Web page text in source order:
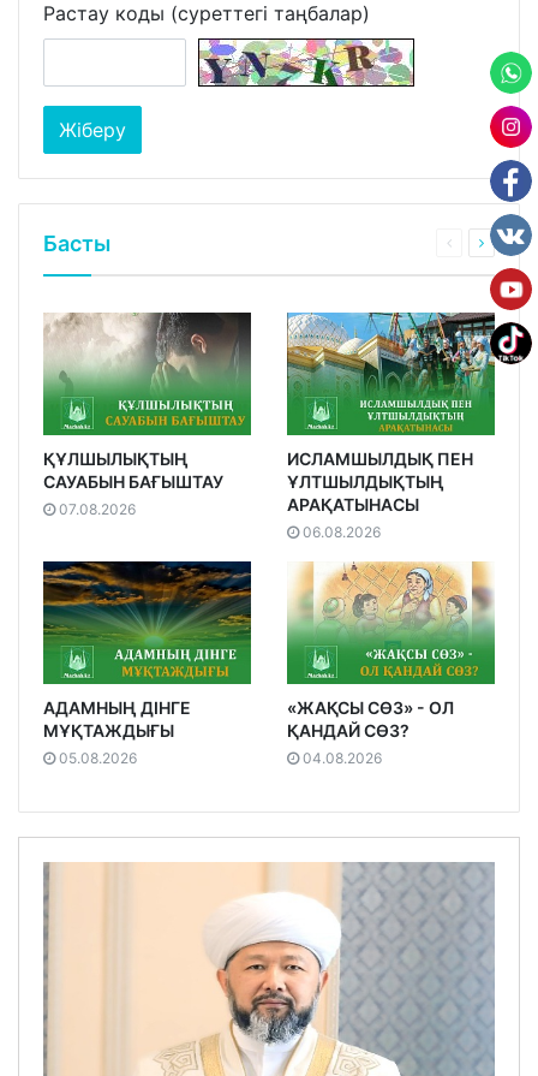
Растау коды (суреттегі таңбалар)
Басты
ҚҰЛШЫЛЫҚТЫҢ
САУАБЫН БАҒЫШТАУ
07.08.2026
ИСЛАМШЫЛДЫҚ ПЕН
ҰЛТШЫЛДЫҚТЫҢ
АРАҚАТЫНАСЫ
06.08.2026
АДАМНЫҢ ДІНГЕ
МҰҚТАЖДЫҒЫ
05.08.2026
«ЖАҚСЫ СӨЗ» - ОЛ
ҚАНДАЙ СӨЗ?
04.08.2026